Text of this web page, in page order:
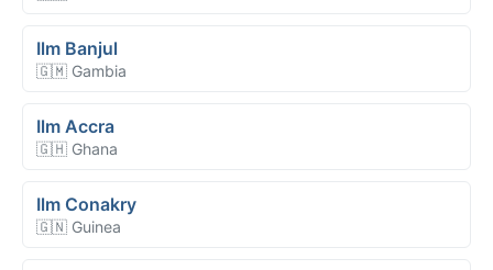
Ilm Banjul
🇬🇲 Gambia
Ilm Accra
🇬🇭 Ghana
Ilm Conakry
🇬🇳 Guinea